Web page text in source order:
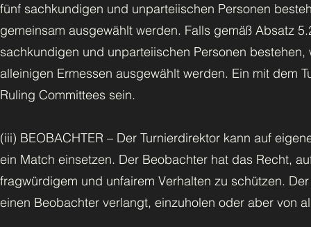
fünf sachkundigen und unparteiischen Personen
gemeinsam ausgewählt werden. Falls gemäß Absatz
sachkundigen und unparteiischen Personen
alleinigen Ermessen ausgewählt werden. Ein mit dem
Ruling Committees sein.
(iii) BEOBACHTER – Der Turnierdirektor kann auf
ein Match einsetzen. Der Beobachter hat das Recht,
fragwürdigem und unfairem Verhalten zu schützen.
einen Beobachter verlangt, einzuholen oder aber von